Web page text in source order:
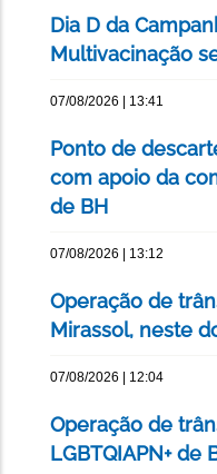
Dia D da
Multivacinação
07/08/2026 | 13:41
Ponto de
com apoio da
de BH
07/08/2026 | 13:12
Operação de
Mirassol, neste
07/08/2026 | 12:04
Operação de
LGBTQIAPN+ de